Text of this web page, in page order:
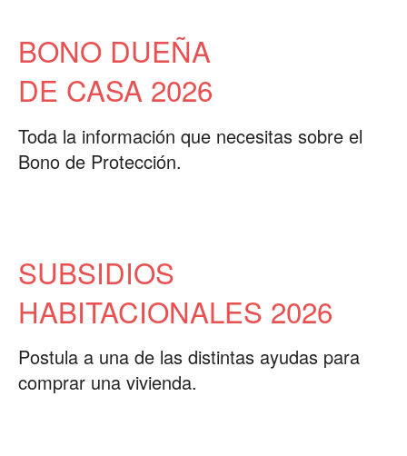
BONO DUEÑA
DE CASA 2026
Toda la información que necesitas sobre el
Bono de Protección.
SUBSIDIOS
HABITACIONALES 2026
Postula a una de las distintas ayudas para
comprar una vivienda.